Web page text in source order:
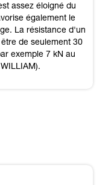
assez éloigné du
également le
La résistance d'un
de seulement 30
exemple 7 kN au